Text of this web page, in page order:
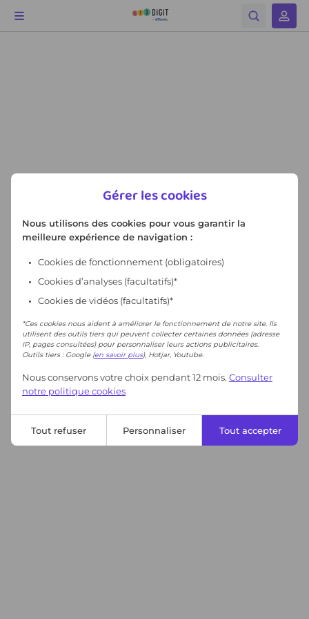
Gérer les cookies
Nous utilisons des cookies pour vous garantir la
meilleure expérience de navigation :
Cookies de fonctionnement (obligatoires)
Cookies d’analyses (facultatifs)*
Cookies de vidéos (facultatifs)*
*Ces cookies nous aident à améliorer le fonctionnement de notre site. Ils
utilisent des outils tiers qui peuvent collecter certaines données (adresse
IP, pages consultées) pour personnaliser leurs actions publicitaires.
Outils tiers : Google (en savoir plus), Hotjar, Youtube.
Nous conservons votre choix pendant 12 mois. Consulter
notre politique cookies
Tout refuser Personnaliser Tout accepter